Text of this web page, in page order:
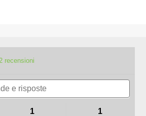
2 recensioni
alla
pagina
delle
e
1 1